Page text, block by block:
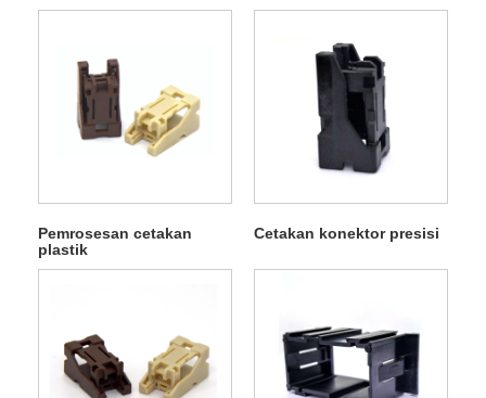
Pemrosesan cetakan
plastik
Cetakan konektor presisi